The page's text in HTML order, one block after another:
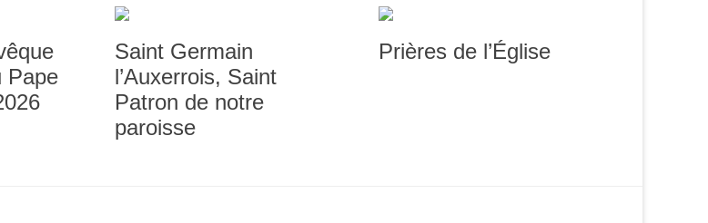
Pape
Saint Germain
l’Auxerrois, Saint
Patron de notre
paroisse
Prières de l’Église